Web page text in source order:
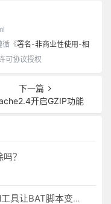
循《署名-非商业性使用-相
可协议授权
下一篇
开启GZIP功能
？
【Windows】利用NSSM工具让BAT脚本变成后台服务